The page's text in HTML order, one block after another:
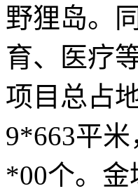
野狸岛。
育、医疗
项目总占
9*663平
*00个。